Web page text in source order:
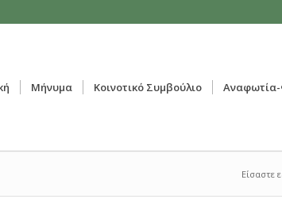
Μήνυμα Κοινοτικό Συμβούλιο
Είσαστε